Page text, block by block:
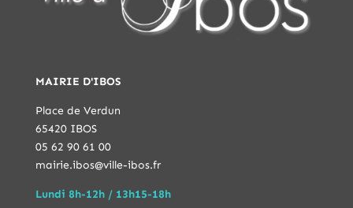
MAIRIE D'IBOS
Place de Verdun
65420 IBOS
05 62 90 61 00
mairie.ibos@ville-ibos.fr
Lundi 8h-12h / 13h15-18h